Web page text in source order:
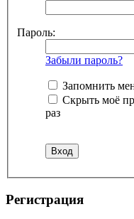
Пароль:
Забыли пароль?
Запомнить
Скрыть моё
раз
Регистрация